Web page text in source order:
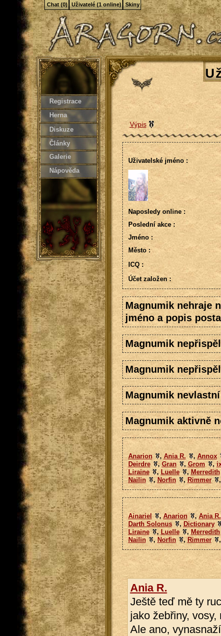
Registrace
Herna
Diskuze
Články
Galerie
Nápověda
Výpis
Uživatelské jméno :
Naposledy online :
Poslední akce :
Jméno :
Město :
ICQ :
Účet založen :
Magnumik nehraje
jméno a popis
Magnumik
Magnumik
Magnumik
Magnumik aktivně
Anarion , Ania R. , Annox
Deirdre
, Gran ,Grom ,
Liraine
, Luelle , Merredith
Nailin
, Norfin , Rimmer
Ainariel , Anarion ,Ania R.
Darth Solonus
, Dictionary
Liraine
, Luelle , Merredith
Nailin
, Norfin ,Rimmer
Ania R.
Ještě teď mě ty
jako žebřiny,
Ale ano,
Chat (0) Uživatelé (1 online) Skiny